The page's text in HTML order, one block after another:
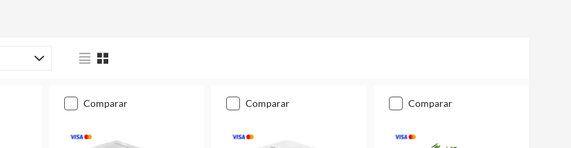
comparar comparar comparar